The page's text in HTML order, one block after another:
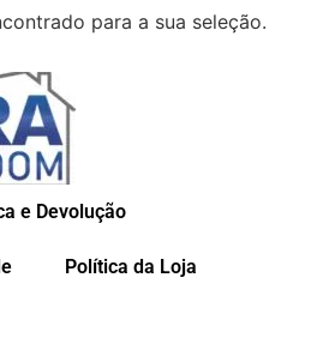
para a sua seleção.
e Devolução
Política da Loja